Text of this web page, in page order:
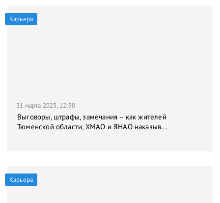
Карьера
31 марта 2023, 12:50
Выговоры, штрафы, замечания – как жителей
Тюменской области, ХМАО и ЯНАО наказыв...
Карьера